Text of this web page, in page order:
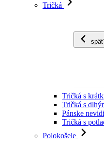
Tričká
späť
Tričká s
Tričká s
Pánske
Tričká s
Polokošele